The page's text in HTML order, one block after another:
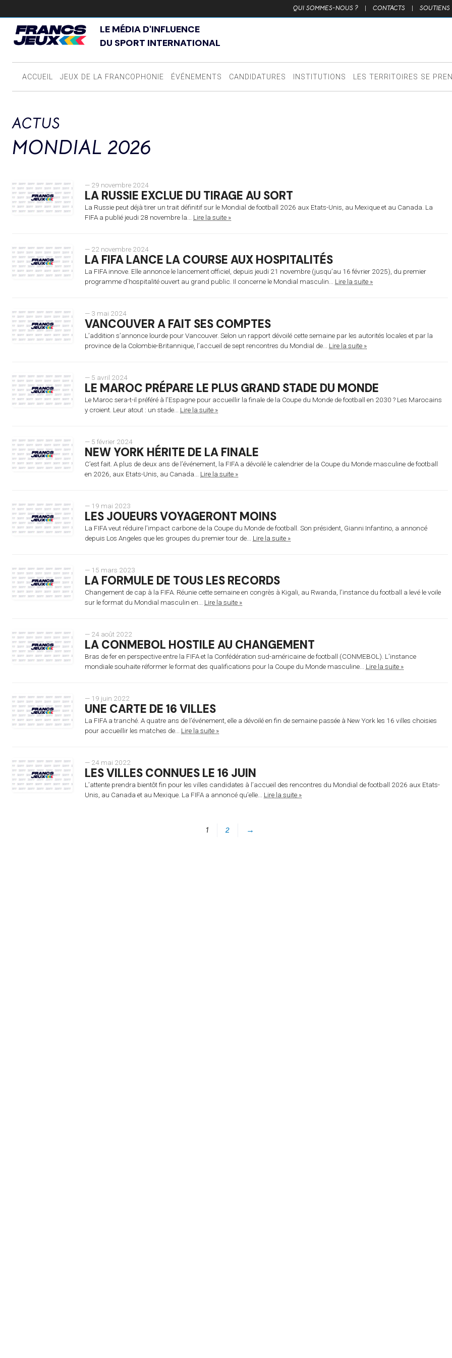
QUI SOMMES-NOUS ? | CONTACTS | SOUTIENS
LE MÉDIA D'INFLUENCE
DU SPORT INTERNATIONAL
ACCUEIL JEUX DE LA FRANCOPHONIE ÉVÉNEMENTS CANDIDATURES INSTITUTIONS LES TERRITOIRES SE
ACTUS
MONDIAL 2026
— 29 novembre 2024
LA RUSSIE EXCLUE DU TIRAGE AU SORT
La Russie peut déjà tirer un trait définitif sur le Mondial de football 2026 aux Etats-Unis, au Mexique et au Canada. La
FIFA a publié jeudi 28 novembre la... Lire la suite »
— 22 novembre 2024
LA FIFA LANCE LA COURSE AUX HOSPITALITÉS
La FIFA innove. Elle annonce le lancement officiel, depuis jeudi 21 novembre (jusqu’au 16 février 2025), du premier
programme d’hospitalité ouvert au grand public. Il concerne le Mondial masculin... Lire la suite »
— 3 mai 2024
VANCOUVER A FAIT SES COMPTES
L’addition s’annonce lourde pour Vancouver. Selon un rapport dévoilé cette semaine par les autorités locales et par la
province de la Colombie-Britannique, l’accueil de sept rencontres du Mondial de... Lire la suite »
— 5 avril 2024
LE MAROC PRÉPARE LE PLUS GRAND STADE DU MONDE
Le Maroc sera-t-il préféré à l’Espagne pour accueillir la finale de la Coupe du Monde de football en 2030 ? Les Marocains
y croient. Leur atout : un stade... Lire la suite »
— 5 février 2024
NEW YORK HÉRITE DE LA FINALE
C’est fait. A plus de deux ans de l’événement, la FIFA a dévoilé le calendrier de la Coupe du Monde masculine de football
en 2026, aux Etats-Unis, au Canada... Lire la suite »
— 19 mai 2023
LES JOUEURS VOYAGERONT MOINS
La FIFA veut réduire l’impact carbone de la Coupe du Monde de football. Son président, Gianni Infantino, a annoncé
depuis Los Angeles que les groupes du premier tour de... Lire la suite »
— 15 mars 2023
LA FORMULE DE TOUS LES RECORDS
Changement de cap à la FIFA. Réunie cette semaine en congrès à Kigali, au Rwanda, l’instance du football a levé le voile
sur le format du Mondial masculin en... Lire la suite »
— 24 août 2022
LA CONMEBOL HOSTILE AU CHANGEMENT
Bras de fer en perspective entre la FIFA et la Confédération sud-américaine de football (CONMEBOL). L’instance
mondiale souhaite réformer le format des qualifications pour la Coupe du Monde masculine... Lire la suite »
— 19 juin 2022
UNE CARTE DE 16 VILLES
La FIFA a tranché. A quatre ans de l’événement, elle a dévoilé en fin de semaine passée à New York les 16 villes choisies
pour accueillir les matches de... Lire la suite »
— 24 mai 2022
LES VILLES CONNUES LE 16 JUIN
L’attente prendra bientôt fin pour les villes candidates à l’accueil des rencontres du Mondial de football 2026 aux Etats-
Unis, au Canada et au Mexique. La FIFA a annoncé qu’elle... Lire la suite »
1 2 →